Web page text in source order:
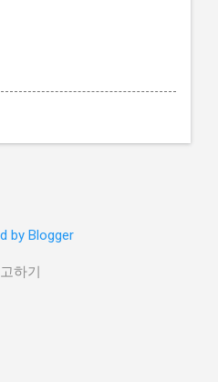
by Blogger
하기